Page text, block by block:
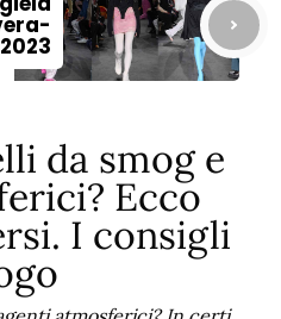
da smog e
Ecco
I consigli